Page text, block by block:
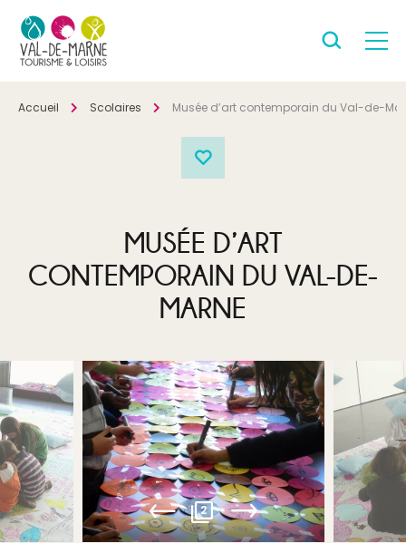
Accueil Scolaires Musée d’art contemporain du Val-de-
MUSÉE D’ART
CONTEMPORAIN DU VAL-DE-
MARNE
2